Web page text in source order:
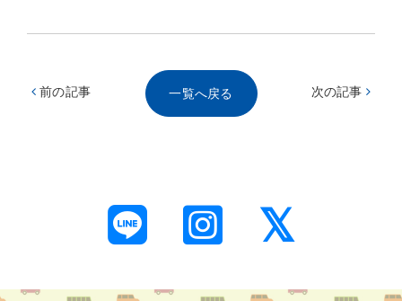
一覧へ戻る
前の記事 次の記事